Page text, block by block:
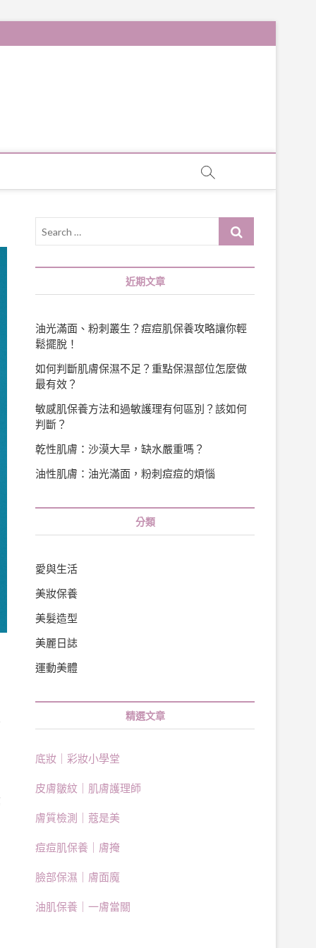
Search
近期文章
油光滿面、粉刺叢生？痘痘肌保養攻略讓你輕
鬆擺脫！
如何判斷肌膚保濕不足？重點保濕部位怎麼做
最有效？
敏感肌保養方法和過敏護理有何區別？該如何
判斷？
乾性肌膚：沙漠大旱，缺水嚴重嗎？
油性肌膚：油光滿面，粉刺痘痘的煩惱
分類
愛與生活
美妝保養
美髮造型
美麗日誌
運動美體
精選文章
底妝｜彩妝小學堂
皮膚皺紋｜肌膚護理師
膚質檢測｜蔻是美
痘痘肌保養｜膚掩
臉部保濕｜膚面魔
油肌保養｜一膚當關